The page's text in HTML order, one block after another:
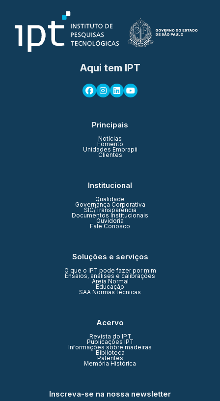
Aqui tem IPT
Principais
Notícias
Fomento
Unidades Embrapii
Clientes
Institucional
Qualidade
Governança Corporativa
SIC/Transparência
Documentos Institucionais
Ouvidoria
Fale Conosco
Soluções e serviços
O que o IPT pode fazer por mim
Ensaios, análises e calibrações
Areia Normal
Educação
SAA Normas técnicas
Acervo
Revista do IPT
Publicações IPT
Informações sobre madeiras
Biblioteca
Patentes
Memória Histórica
Inscreva-se na nossa newsletter